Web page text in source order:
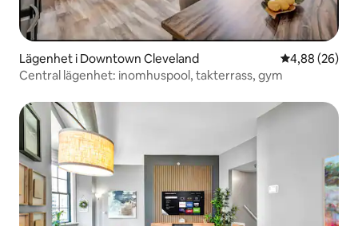
Lägenhet i Downtown Cleveland 4,88 av 5 i
4,88 (26)
Central lägenhet: inomhuspool, takterrass, gym